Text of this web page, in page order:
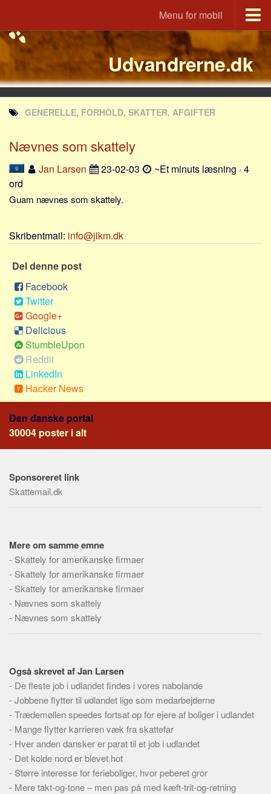
Menu for mobil
Portal
Udvandrerne.dk
Utvandrerne.no
Utvandrarna.se
Tyskland.dk
England.dk
JLKM.dk
Lande
Spanien
Norge
Thailand
Italien
Grækenland
USA
Alle
Bolig
Job
Investering
Social sikring og sundhed
Transport
Alle
Aspekter
Skatter og afgifter
Statistik
Praktisk
Alle
Meta
Dokumenttyper
Udvandrerne.dk
GENERELLE, FORHOLD, SKATTER, AFGIFTER
Nævnes som skattely
Jan Larsen 23-02-03
~Et minuts læsning · 4
ord
Guam nævnes som skattely.
Skribentmail: info@jlkm.dk
Del denne post
Facebook
Twitter
Google+
Delicious
StumbleUpon
Reddit
LinkedIn
Hacker News
Den danske portal
30004 poster i alt
Sponsoreret link
Skattemail.dk
Mere om samme emne
- Skattely for amerikanske firmaer
- Skattely for amerikanske firmaer
- Skattely for amerikanske firmaer
- Nævnes som skattely
- Nævnes som skattely
Også skrevet af Jan Larsen
- De fleste job i udlandet findes i vores nabolande
-Jobbene flytter til udlandet lige som medarbejderne
-Trædemøllen speedes fortsat op for ejere af boliger i udlandet
- Mange flytter karrieren væk fra skattefar
- Hver anden dansker er parat til et job i udlandet
- Det kolde nord er blevet hot
- Større interesse for ferieboliger, hvor peberet gror
- Mere takt-og-tone – men pas på med kæft-trit-og-retning